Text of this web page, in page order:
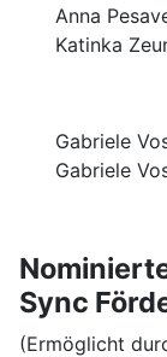
Anna
Katinka
Gabriele
Gabriele
Sync
(Ermöglicht